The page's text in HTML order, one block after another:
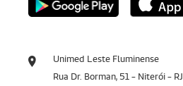
Unimed Leste Fluminense
Rua Dr. Borman, 51 - Niterói - RJ